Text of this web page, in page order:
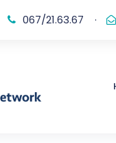
067/21.63.67 ·